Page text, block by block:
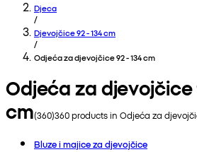
Djeca
/
Djevojčice 92 - 134 cm
/
Odjeća za djevojčice 92 - 134 cm
Odjeća za djevojčice
cm(360)360products in Odjeća za
Bluze i majice za djevojčice